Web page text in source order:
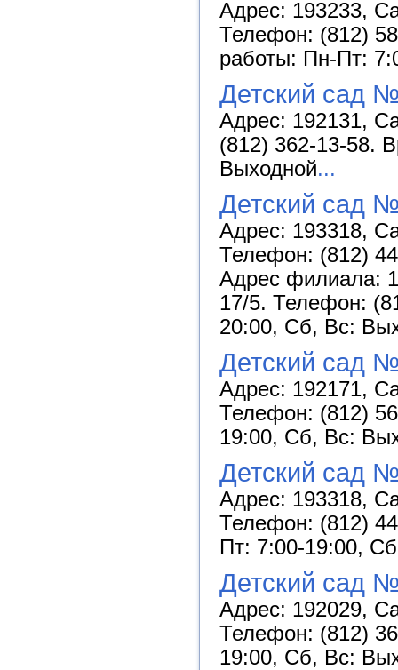
Адрес: 193233,
Телефон: (812)
работы: Пн-Пт:
Детский сад
Адрес: 192131,
(812) 362-13-58.
Выходной...
Детский сад
Адрес: 193318,
Телефон: (812)
Адрес филиала:
17/5. Телефон:
20:00, Сб, Вс:
Детский сад
Адрес: 192171,
Телефон: (812)
19:00, Сб, Вс:
Детский сад
Адрес: 193318,
Телефон: (812)
Пт: 7:00-19:00,
Детский сад
Адрес: 192029,
Телефон: (812)
19:00, Сб, Вс: